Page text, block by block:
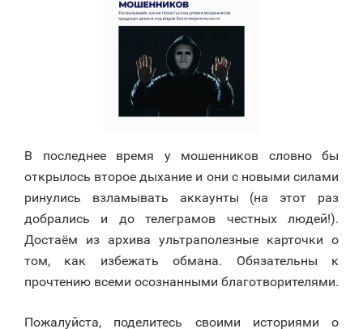
В последнее время у мошенников словно бы
открылось второе дыхание и они с новыми силами
ринулись взламывать аккаунты (на этот раз
добрались и до телеграмов честных людей!).
Достаём из архива ультраполезные карточки о
том, как избежать обмана. Обязательны к
прочтению всеми осознанными благотворителями.
Пожалуйста, поделитесь своими историями о